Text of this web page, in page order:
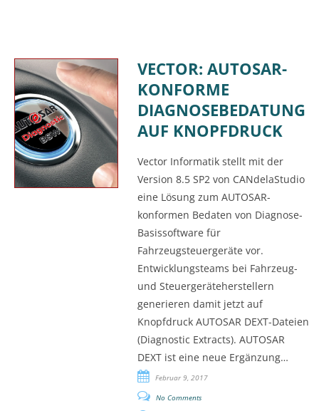
VECTOR: AUTOSAR-
KONFORME
DIAGNOSEBEDATUNG
AUF KNOPFDRUCK
Vector Informatik stellt mit der
Version 8.5 SP2 von CANdelaStudio
eine Lösung zum AUTOSAR-
konformen Bedaten von Diagnose-
Basissoftware für
Fahrzeugsteuergeräte vor.
Entwicklungsteams bei Fahrzeug-
und Steuergeräteherstellern
generieren damit jetzt auf
Knopfdruck AUTOSAR DEXT-Dateien
(Diagnostic Extracts). AUTOSAR
DEXT ist eine neue Ergänzung…
Februar 9, 2017
No Comments